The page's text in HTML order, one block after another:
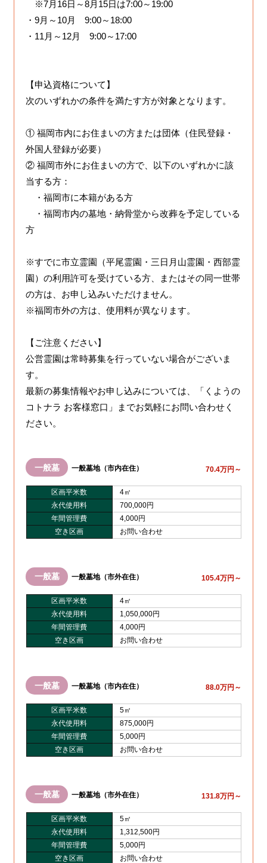
※7月16日～8月15日は7:00～19:00
・9月～10月 9:00～18:00
・11月～12月 9:00～17:00
【申込資格について】
次のいずれかの条件を満たす方が対象となります。
① 福岡市内にお住まいの方または団体（住民登録・
外国人登録が必要）
② 福岡市外にお住まいの方で、以下のいずれかに該
当する方：
・福岡市に本籍がある方
・福岡市内の墓地・納骨堂から改葬を予定している
方
※すでに市立霊園（平尾霊園・三日月山霊園・西部霊
園）の利用許可を受けている方、またはその同一世帯
の方は、お申し込みいただけません。
※福岡市外の方は、使用料が異なります。
【ご注意ください】
公営霊園は常時募集を行っていない場合がございま
す。
最新の募集情報やお申し込みについては、「くようの
コトナラ お客様窓口」までお気軽にお問い合わせく
ださい。
一般墓 一般墓地（市内在住） 70.4万円～
区画平米数
4㎡
永代使用料
700,000円
年間管理費
4,000円
空き区画
お問い合わせ
一般墓 一般墓地（市外在住） 105.4万円～
区画平米数
4㎡
永代使用料
1,050,000円
年間管理費
4,000円
空き区画
お問い合わせ
一般墓 一般墓地（市内在住） 88.0万円～
区画平米数
5㎡
永代使用料
875,000円
年間管理費
5,000円
空き区画
お問い合わせ
一般墓 一般墓地（市外在住） 131.8万円～
区画平米数
5㎡
永代使用料
1,312,500円
年間管理費
5,000円
空き区画
お問い合わせ